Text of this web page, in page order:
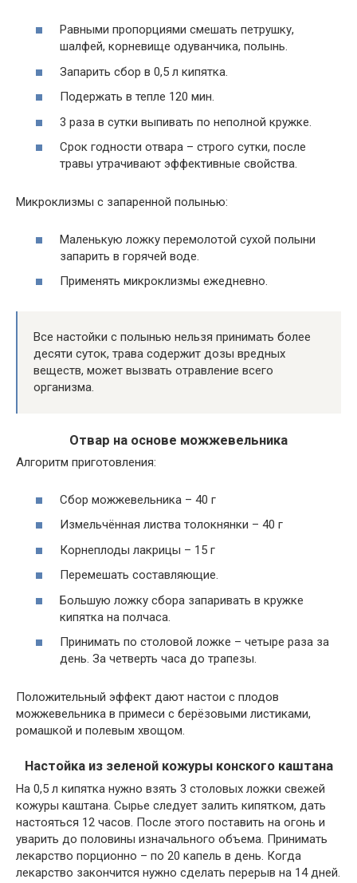
Равными пропорциями смешать петрушку,
шалфей, корневище одуванчика, полынь.
Запарить сбор в 0,5 л кипятка.
Подержать в тепле 120 мин.
3 раза в сутки выпивать по неполной кружке.
Срок годности отвара – строго сутки, после
травы утрачивают эффективные свойства.
Микроклизмы с запаренной полынью:
Маленькую ложку перемолотой сухой полыни
запарить в горячей воде.
Применять микроклизмы ежедневно.
Все настойки с полынью нельзя принимать более
десяти суток, трава содержит дозы вредных
веществ, может вызвать отравление всего
организма.
Отвар на основе можжевельника
Алгоритм приготовления:
Сбор можжевельника – 40 г
Измельчённая листва толокнянки – 40 г
Корнеплоды лакрицы – 15 г
Перемешать составляющие.
Большую ложку сбора запаривать в кружке
кипятка на полчаса.
Принимать по столовой ложке – четыре раза за
день. За четверть часа до трапезы.
Положительный эффект дают настои с плодов
можжевельника в примеси с берёзовыми листиками,
ромашкой и полевым хвощом.
Настойка из зеленой кожуры конского каштана
На 0,5 л кипятка нужно взять 3 столовых ложки свежей
кожуры каштана. Сырье следует залить кипятком, дать
настояться 12 часов. После этого поставить на огонь и
уварить до половины изначального объема. Принимать
лекарство порционно – по 20 капель в день. Когда
лекарство закончится нужно сделать перерыв на 14 дней.